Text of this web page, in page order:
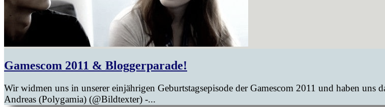
Gamescom 2011 & Bloggerparade!
Wir widmen uns in unserer einjährigen Geburtstagsepisode der Gamescom 2011 und haben
Andreas (Polygamia) (@Bildtexter) -...